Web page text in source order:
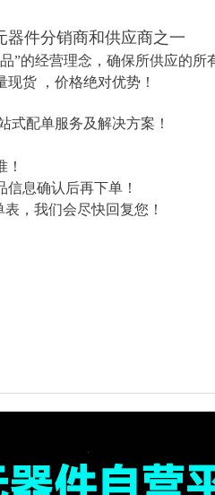
器件分销商和供应商之一
”的经营理念，确保所供应的
货 ，价格绝对优势！
式配单服务及解决方案！
息确认后再下单！
表 ，我们会尽快回复您！